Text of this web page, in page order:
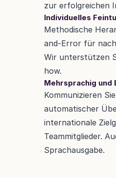
zur erfolgreichen
Individuelles
Methodische
and-Error für
Wir unterstützen
how.
Mehrsprachig
Kommunizieren
automatischer
internationale
Teammitglieder.
Sprachausgabe.